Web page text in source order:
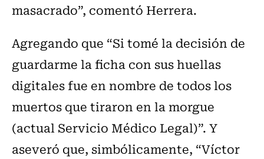
masacrado”, comentó Herrera.
Agregando que “Si tomé la decisión de
guardarme la ficha con sus huellas
digitales fue en nombre de todos los
muertos que tiraron en la morgue
(actual Servicio Médico Legal)”. Y
aseveró que, simbólicamente, “Víctor